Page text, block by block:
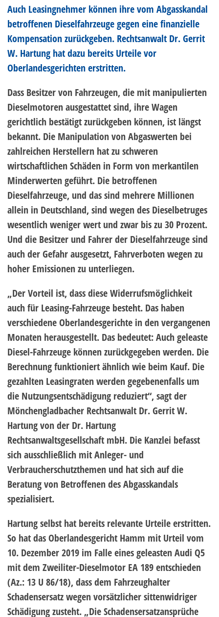
Auch Leasingnehmer können ihre vom Abgasskandal
betroffenen Dieselfahrzeuge gegen eine finanzielle
Kompensation zurückgeben. Rechtsanwalt Dr. Gerrit
W. Hartung hat dazu bereits Urteile vor
Oberlandesgerichten erstritten.
Dass Besitzer von Fahrzeugen, die mit manipulierten
Dieselmotoren ausgestattet sind, ihre Wagen
gerichtlich bestätigt zurückgeben können, ist längst
bekannt. Die Manipulation von Abgaswerten bei
zahlreichen Herstellern hat zu schweren
wirtschaftlichen Schäden in Form von merkantilen
Minderwerten geführt. Die betroffenen
Dieselfahrzeuge, und das sind mehrere Millionen
allein in Deutschland, sind wegen des Dieselbetruges
wesentlich weniger wert und zwar bis zu 30 Prozent.
Und die Besitzer und Fahrer der Dieselfahrzeuge sind
auch der Gefahr ausgesetzt, Fahrverboten wegen zu
hoher Emissionen zu unterliegen.
„Der Vorteil ist, dass diese Widerrufsmöglichkeit
auch für Leasing-Fahrzeuge besteht. Das haben
verschiedene Oberlandesgerichte in den vergangenen
Monaten herausgestellt. Das bedeutet: Auch geleaste
Diesel-Fahrzeuge können zurückgegeben werden. Die
Berechnung funktioniert ähnlich wie beim Kauf. Die
gezahlten Leasingraten werden gegebenenfalls um
die Nutzungsentschädigung reduziert“, sagt der
Mönchengladbacher Rechtsanwalt Dr. Gerrit W.
Hartung von der Dr. Hartung
Rechtsanwaltsgesellschaft mbH. Die Kanzlei befasst
sich ausschließlich mit Anleger- und
Verbraucherschutzthemen und hat sich auf die
Beratung von Betroffenen des Abgasskandals
spezialisiert.
Hartung selbst hat bereits relevante Urteile erstritten.
So hat das Oberlandesgericht Hamm mit Urteil vom
10. Dezember 2019 im Falle eines geleasten Audi Q5
mit dem Zweiliter-Dieselmotor EA 189 entschieden
(Az.: 13 U 86/18), dass dem Fahrzeughalter
Schadensersatz wegen vorsätzlicher sittenwidriger
Schädigung zusteht. „Die Schadensersatzansprüche